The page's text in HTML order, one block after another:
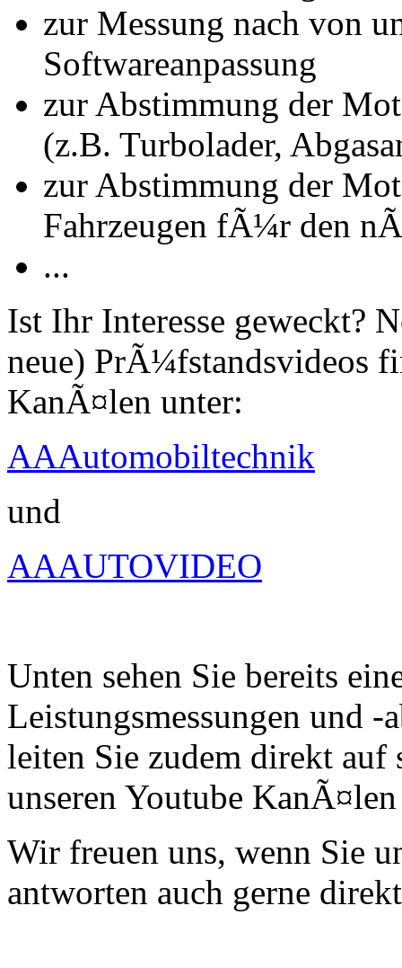
zur Messung nach von
Softwareanpassung
zur Abstimmung der
(z.B. Turbolader,
zur Abstimmung der
Fahrzeugen fÃ¼r den
...
Ist Ihr Interesse geweckt?
neue) PrÃ¼fstandsvideos
KanÃ¤len unter:
AAAutomobiltechnik
und
AAAUTOVIDEO
Unten sehen Sie bereits
Leistungsmessungen und -
leiten Sie zudem direkt auf
unseren Youtube
Wir freuen uns, wenn Sie
antworten auch gerne